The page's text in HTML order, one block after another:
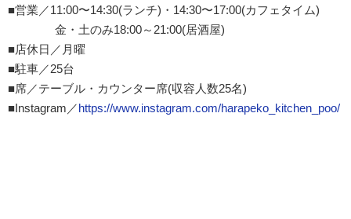
■営業／11:00〜14:30(ランチ)・14:30〜17:00(カフェタイム)
金・土のみ18:00～21:00(居酒屋)
■店休日／月曜
■駐車／25台
■席／テーブル・カウンター席(収容人数25名)
■Instagram／https://www.instagram.com/harapeko_kitchen_poo/